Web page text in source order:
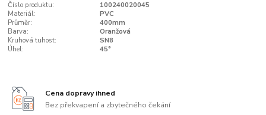
Číslo produktu:
100240020045
Materiál:
PVC
Průměr:
400mm
Barva:
Oranžová
Kruhová tuhost:
SN8
Úhel:
45°
Cena dopravy ihned
Bez překvapení a zbytečného čekání